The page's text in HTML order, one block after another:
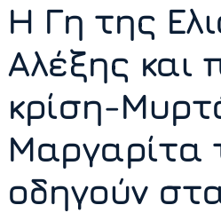
Η Γη της
Αλέξης και
κρίση-
Μαργαρίτα
οδηγούν